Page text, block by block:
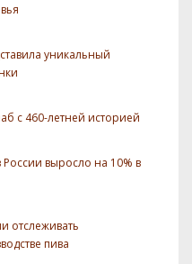
уникальный
с 460-летней историей
России выросло на 10% в
отслеживать
пива